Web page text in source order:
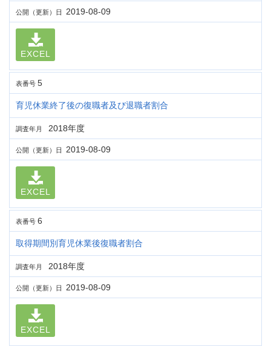
公開（更新）日 2019-08-09
EXCEL
表番号 5
育児休業終了後の復職者及び退職者割合
調査年月 2018年度
公開（更新）日 2019-08-09
EXCEL
表番号 6
取得期間別育児休業後復職者割合
調査年月 2018年度
公開（更新）日 2019-08-09
EXCEL